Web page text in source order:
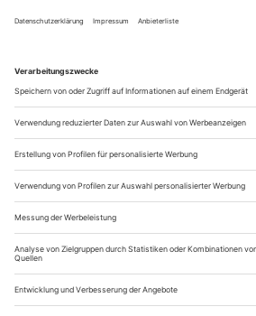
Repertoirevorstellungen) der Opernhäuser
L = Musikalische Leitung I =
= Kostüme C = Chor S =
Uraufführung
DEUTSCHLAND
Aachen
Theater Aachen
www.theateraachen.de- nach Purcell,
17., 21.